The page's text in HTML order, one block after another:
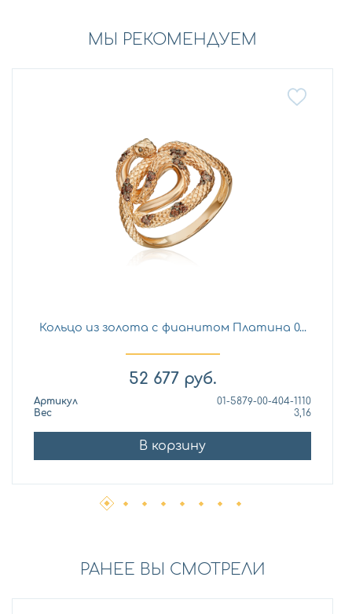
МЫ РЕКОМЕНДУЕМ
Кольцо из золота с фианитом Платина 0...
52 677 руб.
Артикул
01-5879-00-404-1110
Вес
3,16
В корзину
РАНЕЕ ВЫ СМОТРЕЛИ